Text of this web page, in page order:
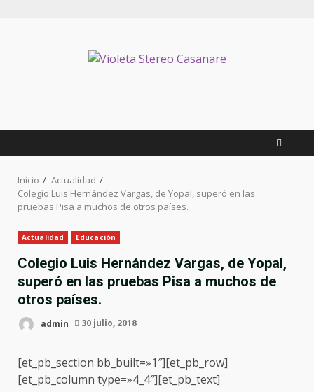
Inicio
Actualidad
Colegio Luis Hernández Vargas, de Yopal, superó en las
pruebas Pisa a muchos de otros países.
Actualidad Educación
Colegio Luis Hernández Vargas, de Yopal,
superó en las pruebas Pisa a muchos de
otros países.
admin 30 julio, 2018
[et_pb_section bb_built=»1″][et_pb_row]
[et_pb_column type=»4_4″][et_pb_text]